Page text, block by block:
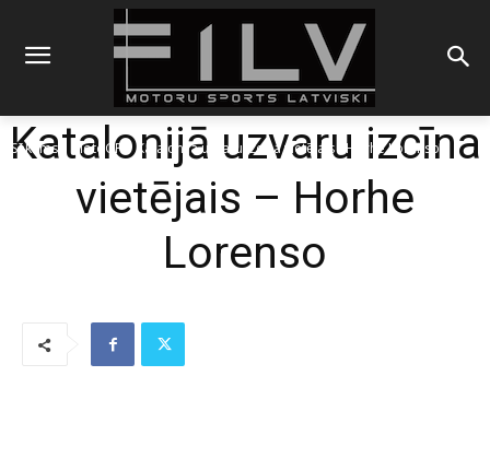
Sākums MotoGP Katalonijā uzvaru izcīna vietējais - Horhe Lorenso
Katalonijā uzvaru izcīna
vietējais – Horhe
Lorenso